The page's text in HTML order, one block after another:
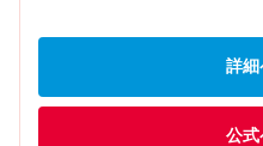
詳細
公式